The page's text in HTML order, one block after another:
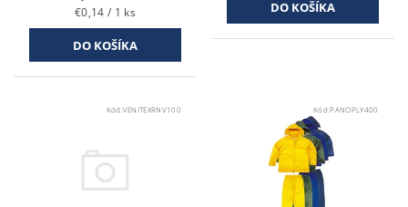
€0,14 / 1 ks
Kód:VENITEXRNV100 Kód:PANOPLY400